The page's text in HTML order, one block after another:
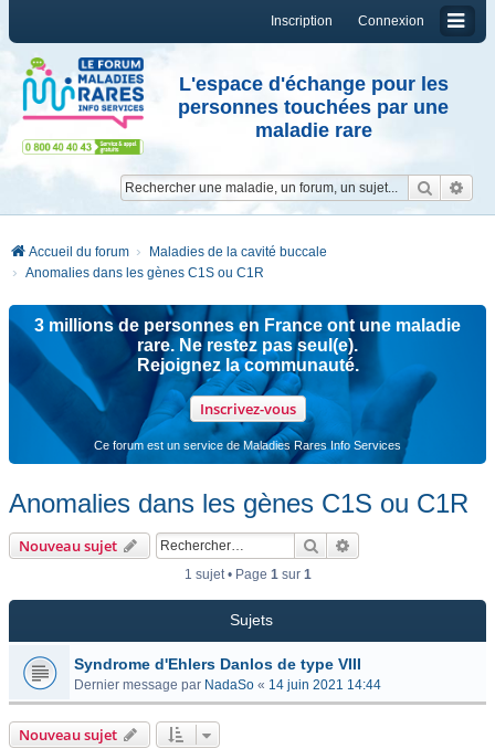
Connexion
Inscription
L'espace d'échange pour les
personnes touchées par une
maladie rare
Accueil du forum
Maladies de la cavité buccale
Anomalies dans les gènes C1S ou C1R
3 millions de personnes en France ont une maladie
rare. Ne restez pas seul(e).
Rejoignez la communauté.
Inscrivez-vous
Ce forum est un service de Maladies Rares Info Services
Anomalies dans les gènes C1S ou C1R
Nouveau sujet Rechercher
1 sujet • Page 1sur 1
Sujets
Syndrome d'Ehlers Danlos de type VIII
Dernier message par NadaSo « 14 juin 2021 14:44
Nouveau sujet